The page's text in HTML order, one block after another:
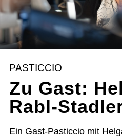
PASTICCIO
Zu Gast:
Rabl-
Ein Gast-Pasticcio mit